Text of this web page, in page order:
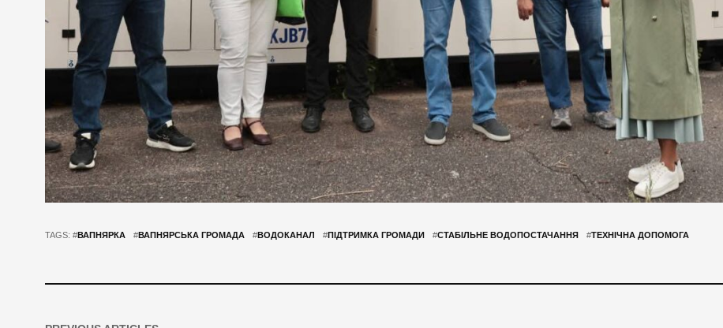
TAGS: #ВАПНЯРКА #ВАПНЯРСЬКА ГРОМАДА #ВОДОКАНАЛ #ПІДТРИМКА ГРОМАДИ #СТАБІЛЬНЕ ВОДОПОСТАЧАННЯ #ТЕХНІЧНА ДОПОМОГА